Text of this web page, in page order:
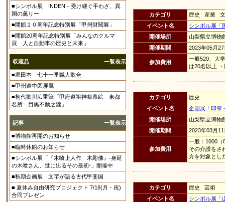
■シンボル展 INDEN－受け継ぐ手わざ、異
国の薫りー
■開館２０周年記念特別展「甲州財閥展」
■開館20周年記念特別展「みんなのクルマ
展 人と自動車の歴史と未来」
収蔵品 一覧表示
■堀田本 七十一番職人歌合
■甲州道中図屏風
■初代歌川広重筆「甲府道祖神祭幕絵 東都
名所 目黒不動之瀧」
記事 一覧表示
■博物館再開のお知らせ
■臨時休館のお知らせ
■シンボル展「『木喰上人作 木彫佛』-身延
の木喰さん、世に出るその最初‐」開催中
■秋期企画展 文字が語る古代甲斐国
■ 夏休み自由研究プロジェクト 7/18(月・祝)
合同プレゼン
カテゴリ
歴史 産業
イベント名
シンボル展
開催場所
山梨県立博物
開催期間
2023年05月
参加費用
一般520、大
は20名以上
カテゴリ
歴史
イベント名
企画展「印章
開催場所
山梨県立博物
開催期間
2023年03月
参加費用
一般：1000
その介護を
方を対象とし
カテゴリ
歴史 芸術
イベント名
シンボル展「